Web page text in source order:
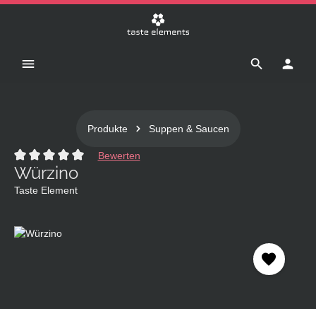
Produkte Suppen & Saucen
Durchschnittliche Bewertung von 0 von 5 Sternen
Bewerten
Würzino
Taste Element
Bildergalerie überspringen